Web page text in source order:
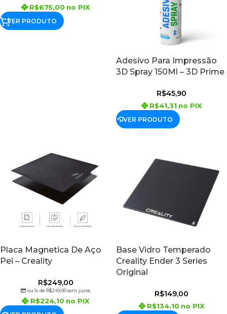
R$675,00 no PIX
VER PRODUTO
Adesivo Para Impressão
3D Spray 150Ml – 3D Prime
R$45,90
R$41,31 no PIX
VER PRODUTO
Placa Magnetica De Aço
Pei – Creality
R$249,00
ou 1x de R$249,00sem juros
R$224,10 no PIX
Base Vidro Temperado
Creality Ender 3 Series
Original
R$149,00
R$134,10 no PIX